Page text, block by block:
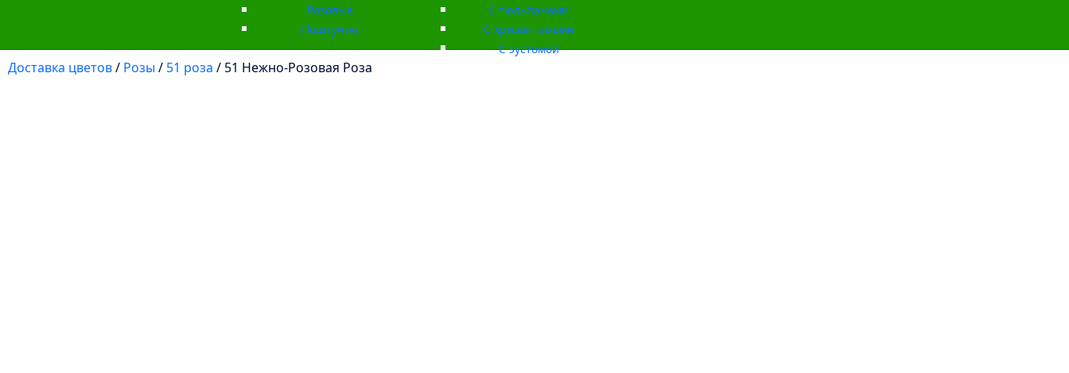
Розовые
Поштучно
С тюльпанами
С хризантемами
С эустомой
Доставка цветов/ Розы / 51 роза / 51 Нежно-Розовая Роза